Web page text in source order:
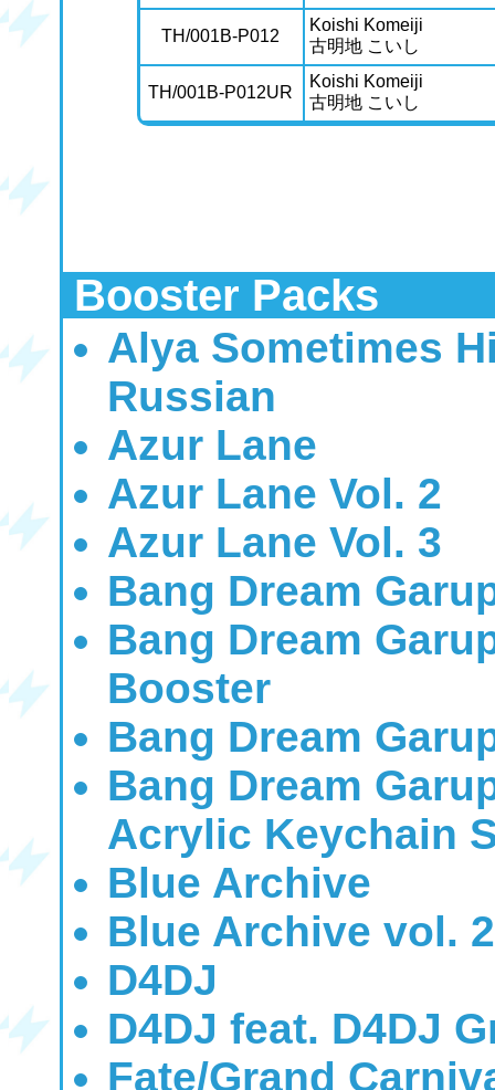
TH/001B-P012
Koishi Komeiji
古明地 こいし
TH/001B-P012UR
Koishi Komeiji
古明地 こいし
Booster Packs
Alya Sometimes
Russian
Azur Lane
Azur Lane Vol. 2
Azur Lane Vol. 3
Bang Dream
Bang Dream
Booster
Bang Dream
Bang Dream
Acrylic Keychain
Blue Archive
Blue Archive vol. 2
D4DJ
D4DJ feat. D4DJ
Fate/Grand